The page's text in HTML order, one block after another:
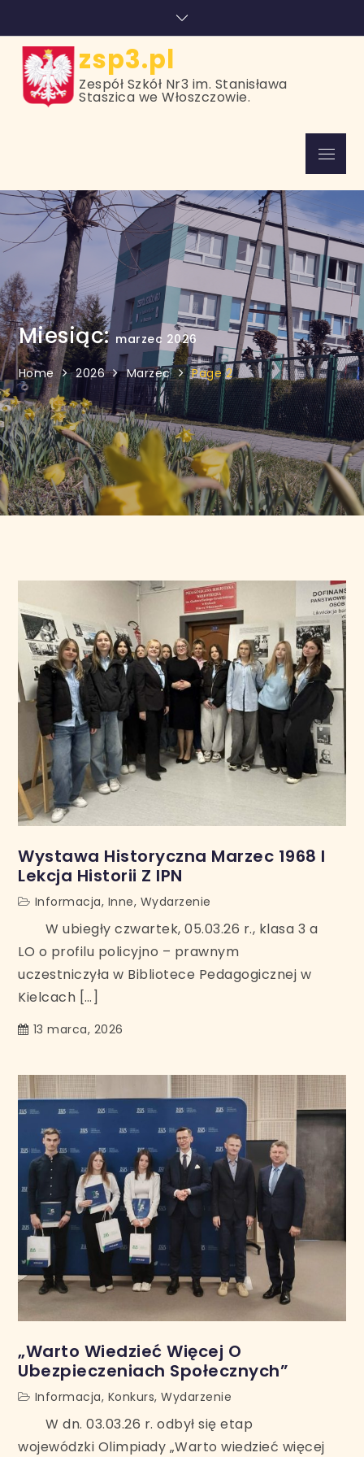
content
zsp3.pl
Zespół Szkół Nr3 im. Stanisława
Staszica we Włoszczowie.
Menu
Miesiąc: marzec 2026
Home 2026 Marzec Page 2
Wystawa Historyczna Marzec 1968 I
Lekcja Historii Z IPN
Informacja, Inne, Wydarzenie
W ubiegły czwartek, 05.03.26 r., klasa 3 a
LO o profilu policyjno – prawnym
uczestniczyła w Bibliotece Pedagogicznej w
Kielcach […]
13 marca, 2026
„Warto Wiedzieć Więcej O
Ubezpieczeniach Społecznych”
Informacja, Konkurs,Wydarzenie
W dn. 03.03.26 r. odbył się etap
wojewódzki Olimpiady „Warto wiedzieć więcej